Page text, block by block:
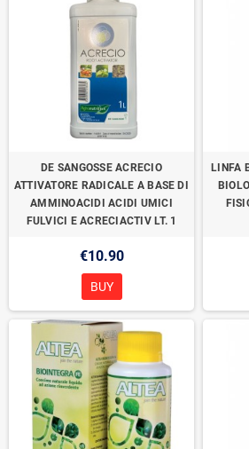
DE SANGOSSE ACRECIO
ATTIVATORE RADICALE A BASE DI
AMMINOACIDI ACIDI UMICI
FULVICI E ACRECIACTIV LT. 1
€10.90
BUY
LINFA